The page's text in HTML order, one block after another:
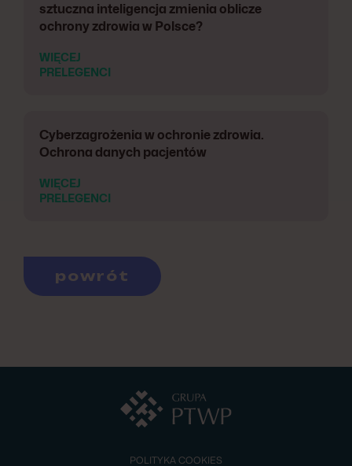
sztuczna inteligencja zmienia oblicze
ochrony zdrowia w Polsce?
WIĘCEJ
PRELEGENCI
Cyberzagrożenia w ochronie zdrowia.
Ochrona danych pacjentów
WIĘCEJ
PRELEGENCI
powrót
POLITYKA COOKIES